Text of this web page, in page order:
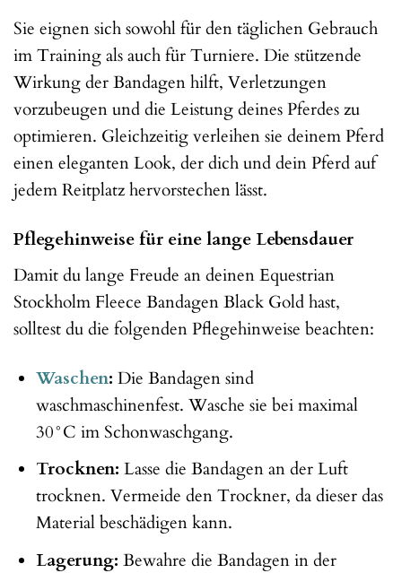
Sie eignen sich sowohl für den täglichen Gebrauch
im Training als auch für Turniere. Die stützende
Wirkung der Bandagen hilft, Verletzungen
vorzubeugen und die Leistung deines Pferdes zu
optimieren. Gleichzeitig verleihen sie deinem Pferd
einen eleganten Look, der dich und dein Pferd auf
jedem Reitplatz hervorstechen lässt.
Pflegehinweise für eine lange Lebensdauer
Damit du lange Freude an deinen Equestrian
Stockholm Fleece Bandagen Black Gold hast,
solltest du die folgenden Pflegehinweise beachten:
Waschen: Die Bandagen sind
waschmaschinenfest. Wasche sie bei maximal
30°C im Schonwaschgang.
Trocknen: Lasse die Bandagen an der Luft
trocknen. Vermeide den Trockner, da dieser das
Material beschädigen kann.
Lagerung: Bewahre die Bandagen in der